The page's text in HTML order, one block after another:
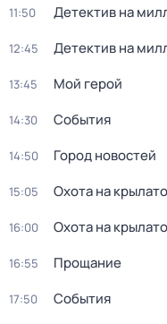
11:50 Детектив на
12:45 Детектив на
13:45 Мой герой
14:30 События
14:50 Город новостей
15:05 Охота на
16:00 Охота на
16:55 Прощание
17:50 События